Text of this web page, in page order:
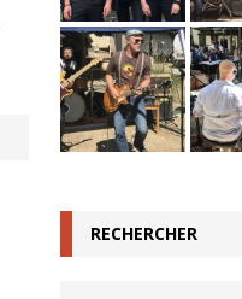
RECHERCHER